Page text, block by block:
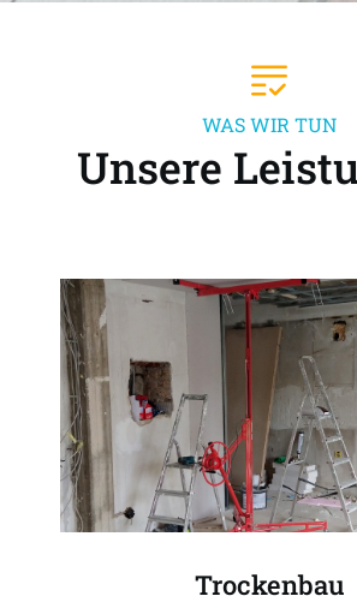
WAS WIR TUN
Unsere
Trockenbau